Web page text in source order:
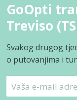
GoOpti
Treviso
Svakog drugog
o putovanjima i